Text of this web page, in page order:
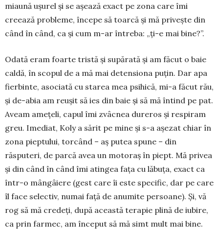
mia­u­nă ușurel și se așează exact pe zona care îmi
creează pro­ble­me, începe să toarcă și mă privește din
când în când, ca și cum m-ar întreba: „ți-e mai bi­ne?”.
Odată eram foarte tristă și supărată și am făcut o baie
caldă, în scopul de a mă mai detensiona puțin. Dar apa
fierbinte, asociată cu starea mea psi­hică, mi-a făcut rău,
și de-abia am reușit să ies din baie și să mă întind pe pat.
Aveam amețeli, capul îmi zvâc­nea dureros și respiram
greu. Imediat, Koly a să­rit pe mine și s-a așezat chiar în
zona pieptului, tor­când – aș putea spune – din
răsputeri, de parcă avea un motoraș în piept. Mă privea
și din când în când îmi atingea fața cu lăbuța, exact ca
într-o mân­gâiere (gest care îi este specific, dar pe care
îl face selectiv, numai față de anumite persoane). Și, vă
rog să mă credeți, după această terapie plină de iubire,
ca prin farmec, am început să mă simt mult mai bine.